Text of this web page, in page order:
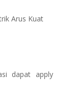
Arus Kuat
dapat apply